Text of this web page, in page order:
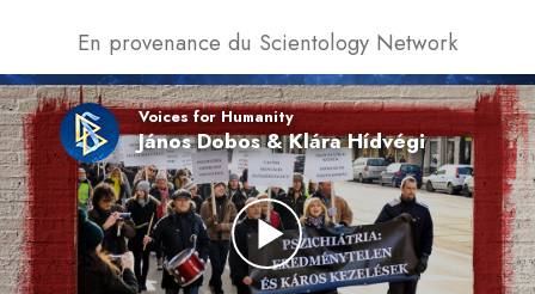
En provenance du Scientology Network
Voices for Humanity
János Dobos & Klára Hídvégi